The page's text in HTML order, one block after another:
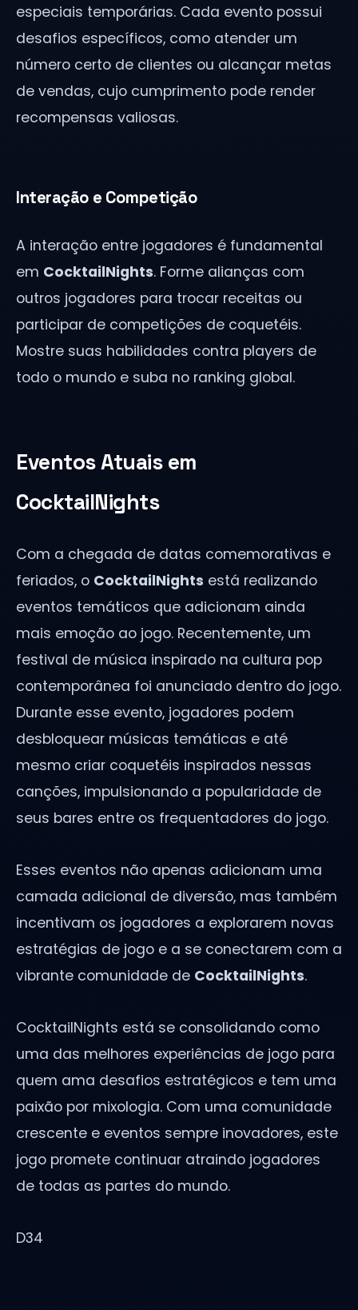
especiais temporárias. Cada evento possui
desafios específicos, como atender um
número certo de clientes ou alcançar metas
de vendas, cujo cumprimento pode render
recompensas valiosas.
Interação e Competição
A interação entre jogadores é fundamental
em CocktailNights. Forme alianças com
outros jogadores para trocar receitas ou
participar de competições de coquetéis.
Mostre suas habilidades contra players de
todo o mundo e suba no ranking global.
Eventos Atuais em
CocktailNights
Com a chegada de datas comemorativas e
feriados, o CocktailNights está realizando
eventos temáticos que adicionam ainda
mais emoção ao jogo. Recentemente, um
festival de música inspirado na cultura pop
contemporânea foi anunciado dentro do jogo.
Durante esse evento, jogadores podem
desbloquear músicas temáticas e até
mesmo criar coquetéis inspirados nessas
canções, impulsionando a popularidade de
seus bares entre os frequentadores do jogo.
Esses eventos não apenas adicionam uma
camada adicional de diversão, mas também
incentivam os jogadores a explorarem novas
estratégias de jogo e a se conectarem com a
vibrante comunidade de CocktailNights.
CocktailNights está se consolidando como
uma das melhores experiências de jogo para
quem ama desafios estratégicos e tem uma
paixão por mixologia. Com uma comunidade
crescente e eventos sempre inovadores, este
jogo promete continuar atraindo jogadores
de todas as partes do mundo.
D34